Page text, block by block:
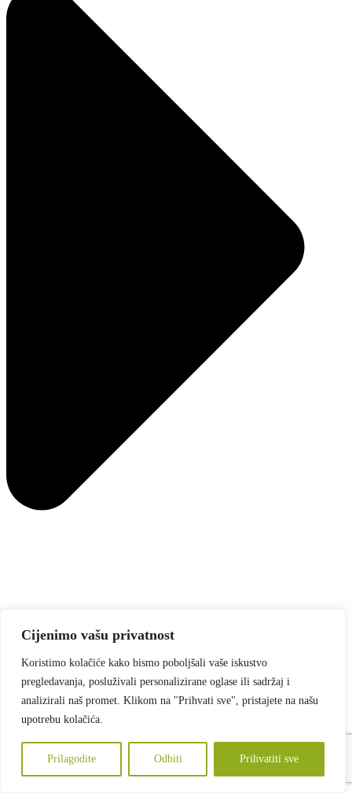
Cijenimo vašu privatnost
Koristimo kolačiće kako bismo poboljšali vaše iskustvo
pregledavanja, posluživali personalizirane oglase ili sadržaj i
analizirali naš promet. Klikom na "Prihvati sve", pristajete na našu
upotrebu kolačića.
Prilagodite Odbiti Prihvatiti sve
Pogledajte cijelu ponudu
Grafika
Početna
Novosti